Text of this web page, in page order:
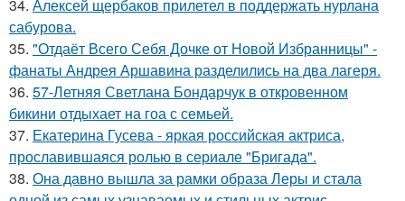
34. Алексей щербаков прилетел в поддержать нурлана
сабурова.
35. "Отдаёт Всего Себя Дочке от Новой Избранницы" -
фанаты Андрея Аршавина разделились на два лагеря.
36. 57-Летняя Светлана Бондарчук в откровенном
бикини отдыхает на гоа с семьей.
37. Екатерина Гусева - яркая российская актриса,
прославившаяся ролью в сериале "Бригада".
38. Она давно вышла за рамки образа Леры и стала